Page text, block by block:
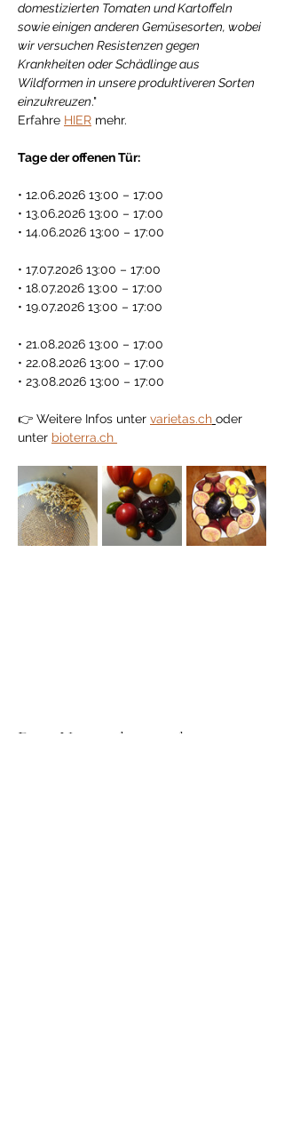
domestizierten Tomaten und Kartoffeln
sowie einigen anderen Gemüsesorten, wobei
wir versuchen Resistenzen gegen
Krankheiten oder Schädlinge aus
Wildformen in unsere produktiveren Sorten
einzukreuzen."
Erfahre HIER mehr.
Tage der offenen Tür:
• 12.06.2026 13:00 – 17:00
• 13.06.2026 13:00 – 17:00
• 14.06.2026 13:00 – 17:00
• 17.07.2026 13:00 – 17:00
• 18.07.2026 13:00 – 17:00
• 19.07.2026 13:00 – 17:00
• 21.08.2026 13:00 – 17:00
• 22.08.2026 13:00 – 17:00
• 23.08.2026 13:00 – 17:00
👉 Weitere Infos unter varietas.ch oder
unter bioterra.ch
Diese Veranstaltung teilen